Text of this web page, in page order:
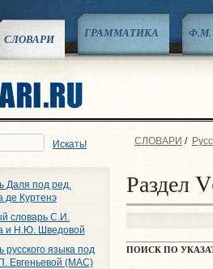
СЛОВАРИ ГРАММАТИКА Ф.М.
Искать!
Даля под ред.
де Куртенэ
словарь С.И.
и Н.Ю. Шведовой
русского языка под
Евгеньевой (МАС)
СЛОВАРИ /
Раздел
ПОИСК ПО